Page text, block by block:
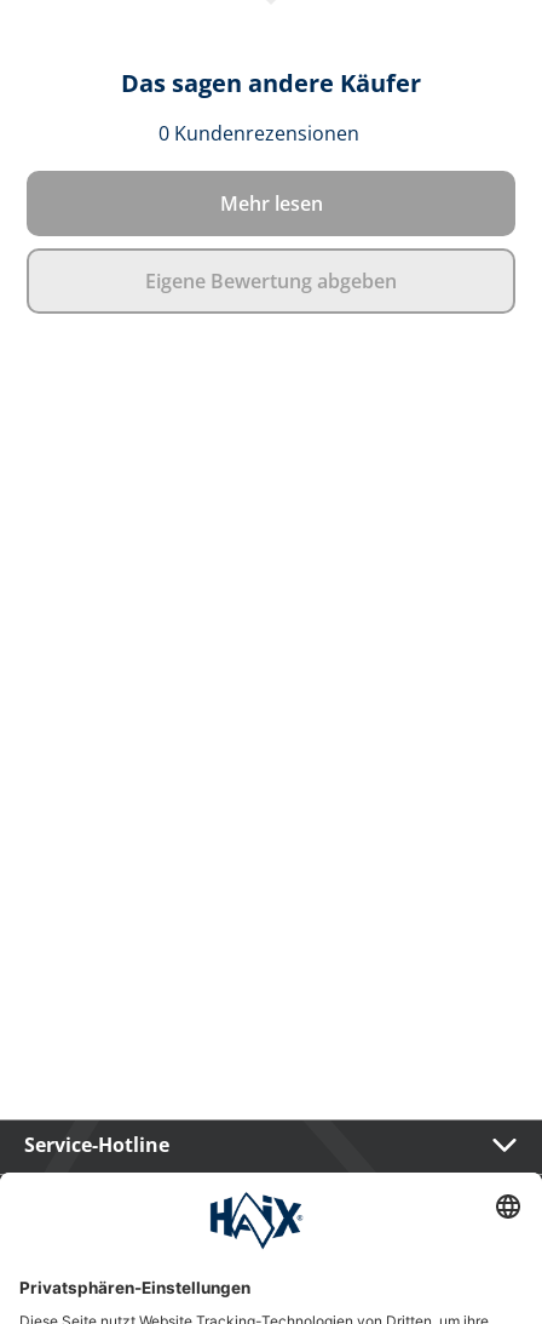
Das sagen andere Käufer
0 Kundenrezensionen
Mehr lesen
Eigene Bewertung abgeben
Service-Hotline